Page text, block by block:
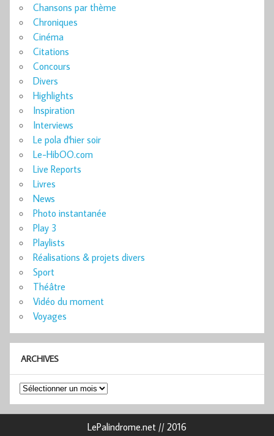
Chansons par thème
Chroniques
Cinéma
Citations
Concours
Divers
Highlights
Inspiration
Interviews
Le pola d'hier soir
Le-HibOO.com
Live Reports
Livres
News
Photo instantanée
Play 3
Playlists
Réalisations & projets divers
Sport
Théâtre
Vidéo du moment
Voyages
ARCHIVES
Archives
LePalindrome.net // 2016